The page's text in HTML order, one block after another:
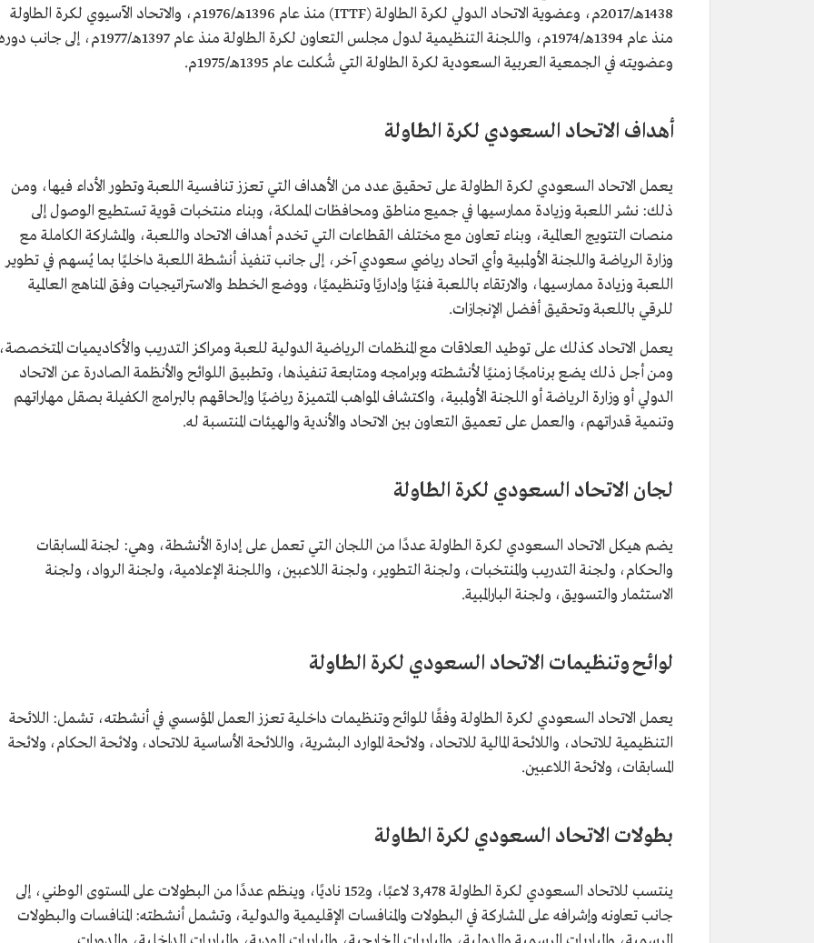
1438هـ/2017م، وعضوية الاتحاد الدولي لكرة الطاولة (ITTF) منذ عام 1396هـ/1976م، والاتحاد الآسيوي لكرة الطاولة
منذ عام 1394هـ/1974م، واللجنة التنظيمية لدول مجلس التعاون لكرة الطاولة منذ عام 1397هـ/1977م، إلى جانب دوره
وعضويته في الجمعية العربية السعودية لكرة الطاولة التي شُكلت عام 1395هـ/1975م.
أهداف الاتحاد السعودي لكرة الطاولة
يعمل الاتحاد السعودي لكرة الطاولة على تحقيق عدد من الأهداف التي تعزز تنافسية اللعبة وتطور الأداء فيها، ومن
ذلك: نشر اللعبة وزيادة ممارسيها في جميع مناطق ومحافظات المملكة، وبناء منتخبات قوية تستطيع الوصول إلى
منصات التتويج العالمية، وبناء تعاون مع مختلف القطاعات التي تخدم أهداف الاتحاد واللعبة، والمشاركة الكاملة مع
وزارة الرياضة واللجنة الأولمبية وأي اتحاد رياضي سعودي آخر، إلى جانب تنفيذ أنشطة اللعبة داخليًا بما يُسهم في تطوير
اللعبة وزيادة ممارسيها، والارتقاء باللعبة فنيًا وإداريًا وتنظيميًا، ووضع الخطط والاستراتيجيات وفق المناهج العالمية
للرقي باللعبة وتحقيق أفضل الإنجازات.
يعمل الاتحاد كذلك على توطيد العلاقات مع المنظمات الرياضية الدولية للعبة ومراكز التدريب والأكاديميات المتخصصة،
ومن أجل ذلك يضع برنامجًا زمنيًا لأنشطته وبرامجه ومتابعة تنفيذها، وتطبيق اللوائح والأنظمة الصادرة عن الاتحاد
الدولي أو وزارة الرياضة أو اللجنة الأولمبية، واكتشاف المواهب المتميزة رياضيًا وإلحاقهم بالبرامج الكفيلة بصقل مهاراتهم
وتنمية قدراتهم، والعمل على تعميق التعاون بين الاتحاد والأندية والهيئات المنتسبة له.
لجان الاتحاد السعودي لكرة الطاولة
يضم هيكل الاتحاد السعودي لكرة الطاولة عددًا من اللجان التي تعمل على إدارة الأنشطة، وهي: لجنة المسابقات
والحكام، ولجنة التدريب والمنتخبات، ولجنة التطوير، ولجنة اللاعبين، واللجنة الإعلامية، ولجنة الرواد، ولجنة
الاستثمار والتسويق، ولجنة البارالمبية.
لوائح وتنظيمات الاتحاد السعودي لكرة الطاولة
يعمل الاتحاد السعودي لكرة الطاولة وفقًا للوائح وتنظيمات داخلية تعزز العمل المؤسسي في أنشطته، تشمل: اللائحة
التنظيمية للاتحاد، واللائحة المالية للاتحاد، ولائحة الموارد البشرية، واللائحة الأساسية للاتحاد، ولائحة الحكام، ولائحة
المسابقات، ولائحة اللاعبين.
بطولات الاتحاد السعودي لكرة الطاولة
ينتسب للاتحاد السعودي لكرة الطاولة 3,478 لاعبًا، و152 ناديًا، وينظم عددًا من البطولات على المستوى الوطني، إلى
جانب تعاونه وإشرافه على المشاركة في البطولات والمنافسات الإقليمية والدولية، وتشمل أنشطته: المنافسات والبطولات